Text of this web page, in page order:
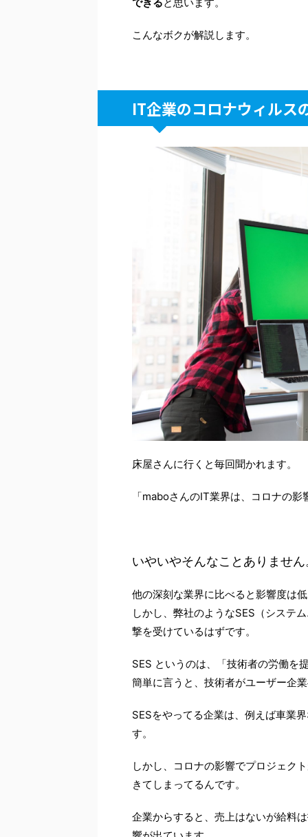
こんなボクが解説します。
IT企業のコロナウィルス
床屋さんに行くと毎回聞かれます。
「maboさんのIT業界は、コロナの
いやいやそんなことありません
他の深刻な業界に比べると影響度は
しかし、弊社のようなSES（システ
撃を受けているはずです。
SES というのは、「技術者の労働を
簡単に言うと、技術者がユーザー企
SESをやってる企業は、例えば車業
す。
しかし、コロナの影響でプロジェク
きてしまってるんです。
企業からすると、売上はないが給料